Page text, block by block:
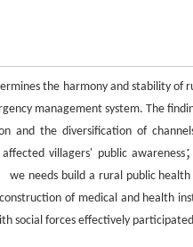
the harmony and stability
management system. The
and the diversification of
villagers' public
needs build a rural public
of medical and health
social forces effectively